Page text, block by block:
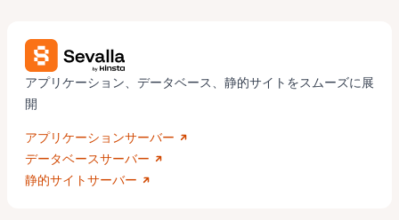
アプリケーション、データベース、静的サイトをスムーズに展
開
アプリケーションサーバー
データベースサーバー
静的サイトサーバー